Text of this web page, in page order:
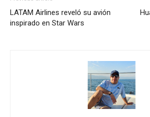
LATAM Airlines reveló su avión
inspirado en Star Wars